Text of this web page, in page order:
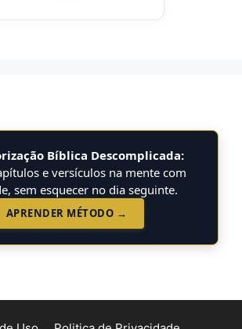
Bíblica Descomplicada:
e versículos na mente com
sem esquecer no dia seguinte.
APRENDER MÉTODO →